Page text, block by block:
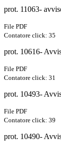
prot. 11063-
File PDF
Contatore click: 35
prot. 10616-
File PDF
Contatore click: 31
prot. 10493-
File PDF
Contatore click: 39
prot. 10490-